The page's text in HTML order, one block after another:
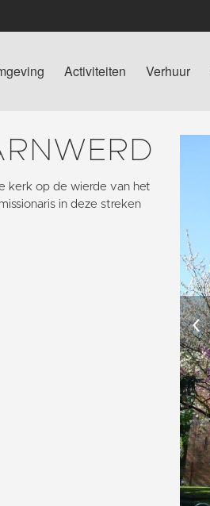
Activiteiten Verhuur
kerk op de wierde van het
in deze streken
‹